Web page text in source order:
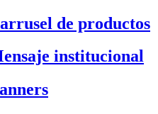
de productos
institucional